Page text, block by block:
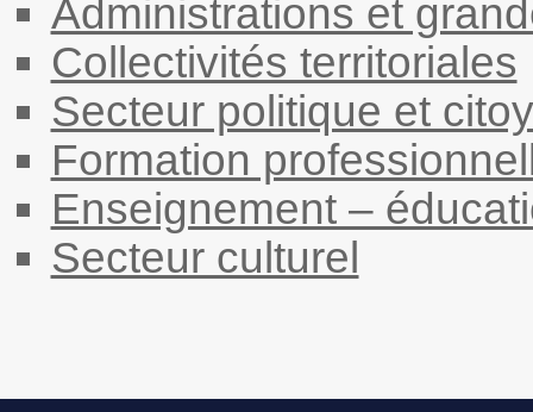
Administrations et
Collectivités territoriales
Secteur politique et
Formation
Enseignement –
Secteur culturel